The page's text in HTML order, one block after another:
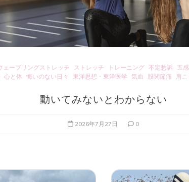
ェーブリングストレッチ ストレッチ トレーニング 不定愁訴 五感
心と体 悔いのない日々 東洋思想・東洋医学 気血 股関節痛 肩こ
動いてみないとわからない
2026年7月27日 0